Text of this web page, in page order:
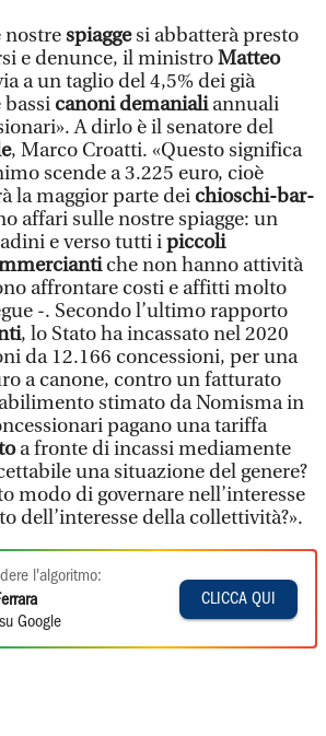
nostrespiaggesi abbatterà presto
e denunce, il ministroMatteo
a un taglio del 4,5% dei già
bassi canoni demanialiannuali
A dirlo è il senatore del
, Marco Croatti. «Questo significa
scende a 3.225 euro, cioè
la maggior parte dei chioschi-bar-
affari sulle nostre spiagge: un
e verso tutti ipiccoli
che non hanno attività
affrontare costi e affitti molto
-. Secondo l’ultimo rapporto
, lo Stato ha incassato nel 2020
da 12.166 concessioni, per una
a canone, contro un fatturato
stimato da Nomisma in
pagano una tariffa
a fronte di incassi mediamente
una situazione del genere?
modo di governare nell’interesse
dell’interesse della collettività?».
l'algoritmo:
Google
CLICCA QUI